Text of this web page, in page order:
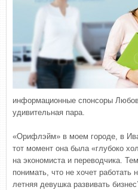
информационные спонсоры
удивительная пара.
«Орифлэйм» в моем городе, в
тот момент она была «глубоко
на экономиста и переводчика.
понимать, что не хочет работать
летняя девушка развивать